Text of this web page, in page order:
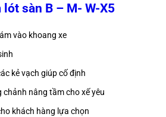
lót sàn B – M- W-X5
vào khoang xe
kẻ vạch giúp cố định
nâng tầm cho xế yêu
khách hàng lựa chọn